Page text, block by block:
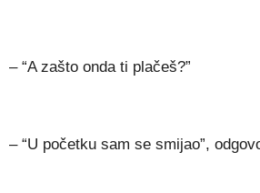
– “A zašto onda ti plačeš?”
– “U početku sam se smijao”,